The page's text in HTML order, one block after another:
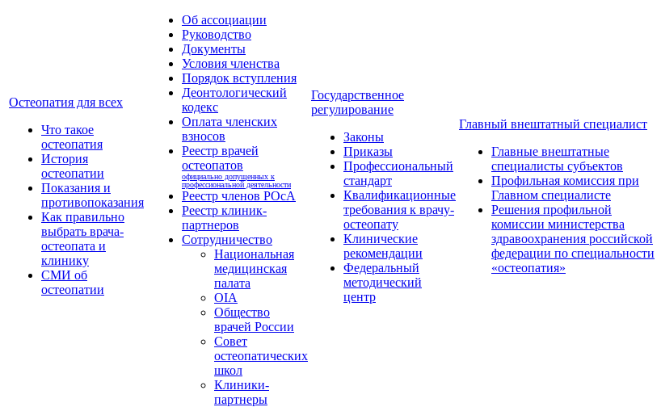
Остеопатия для всех
Что такое
остеопатия
История
остеопатии
Показания и
противопоказания
Как правильно
выбрать врача-
остеопата и
клинику
СМИ об
остеопатии
Об ассоциации
Руководство
Документы
Условия членства
Порядок вступления
Деонтологический
кодекс
Оплата членских
взносов
Реестр врачей
остеопатов
официально допущенных к
профессиональной деятельности
Реестр членов РОсА
Реестр клиник-
партнеров
Сотрудничество
Национальная
медицинская
палата
OIA
Общество
врачей России
Совет
остеопатических
школ
Клиники-
партнеры
Государственное
регулирование
Законы
Приказы
Профессиональный
стандарт
Квалификационные
требования к врачу-
остеопату
Клинические
рекомендации
Федеральный
методический
центр
Главный внештатный специалист
Главные внештатные
специалисты субъектов
Профильная комиссия при
Главном специалисте
Решения профильной
комиссии министерства
здравоохранения российской
федерации по специальности
«остеопатия»